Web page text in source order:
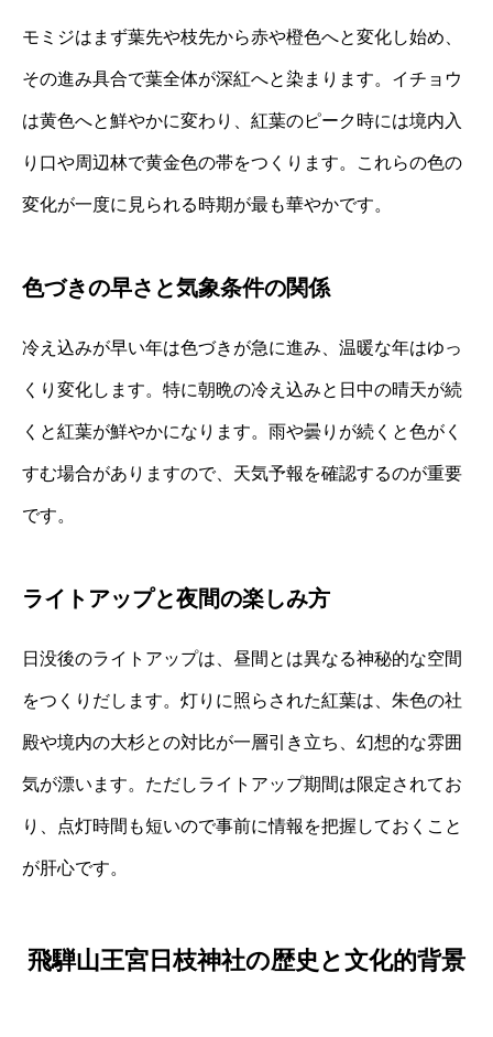
モミジはまず葉先や枝先から赤や橙色へと変化し始め、
その進み具合で葉全体が深紅へと染まります。イチョウ
は黄色へと鮮やかに変わり、紅葉のピーク時には境内入
り口や周辺林で黄金色の帯をつくります。これらの色の
変化が一度に見られる時期が最も華やかです。
色づきの早さと気象条件の関係
冷え込みが早い年は色づきが急に進み、温暖な年はゆっ
くり変化します。特に朝晩の冷え込みと日中の晴天が続
くと紅葉が鮮やかになります。雨や曇りが続くと色がく
すむ場合がありますので、天気予報を確認するのが重要
です。
ライトアップと夜間の楽しみ方
日没後のライトアップは、昼間とは異なる神秘的な空間
をつくりだします。灯りに照らされた紅葉は、朱色の社
殿や境内の大杉との対比が一層引き立ち、幻想的な雰囲
気が漂います。ただしライトアップ期間は限定されてお
り、点灯時間も短いので事前に情報を把握しておくこと
が肝心です。
飛騨山王宮日枝神社の歴史と文化的背景